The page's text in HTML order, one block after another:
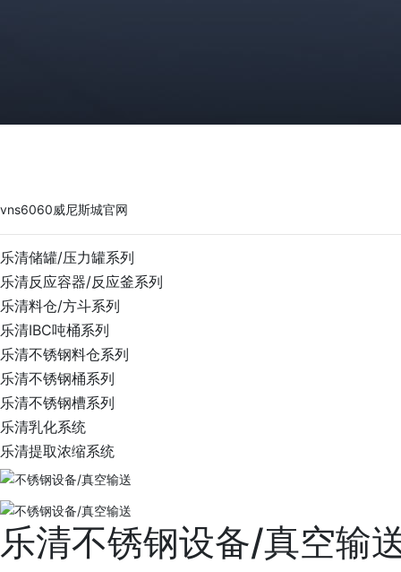
vns6060威尼斯城官网
乐清储罐/压力罐系列
乐清反应容器/反应釜系列
乐清料仓/方斗系列
乐清IBC吨桶系列
乐清不锈钢料仓系列
乐清不锈钢桶系列
乐清不锈钢槽系列
乐清乳化系统
乐清提取浓缩系统
乐清不锈钢设备/真空输